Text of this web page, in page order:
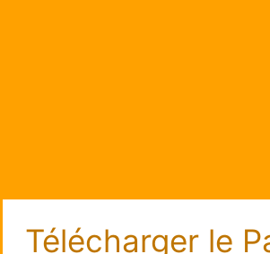
Télécharger le